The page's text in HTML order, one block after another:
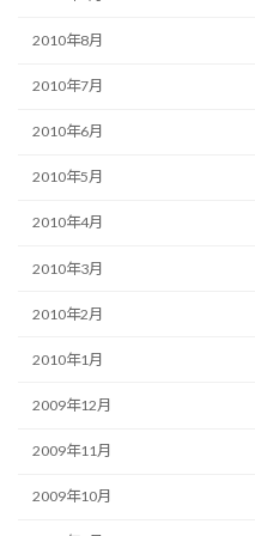
2010年8月
2010年7月
2010年6月
2010年5月
2010年4月
2010年3月
2010年2月
2010年1月
2009年12月
2009年11月
2009年10月